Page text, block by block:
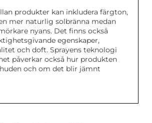
produkter kan inkludera färgton,
mer naturlig solbränna medan
nyans. Det finns också
egenskaper,
och doft. Sprayens teknologi
påverkar också hur produkten
och om det blir jämnt